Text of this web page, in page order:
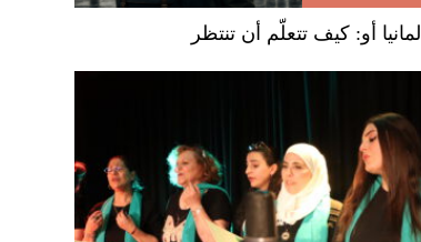
المانيا أو: كيف تتعلّم أن تنتظر